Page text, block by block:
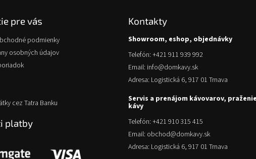
pre vás
podmienky
osobných údajov
cez Tatra Banku
platby
Kontakty
Showroom, eshop, objednávky
Telefón: +421 911 939 992
Email: info@domkavy.sk
Adresa: Logistická 6, 917 01 Trnava
Servis a prenájom kávovarov, praženie
kávy
Telefón: +421 910 315 415
Email: obchod@domkavy.sk
Adresa: Logistická 6, 917 01 Trnava